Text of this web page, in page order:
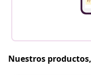
Nuestros